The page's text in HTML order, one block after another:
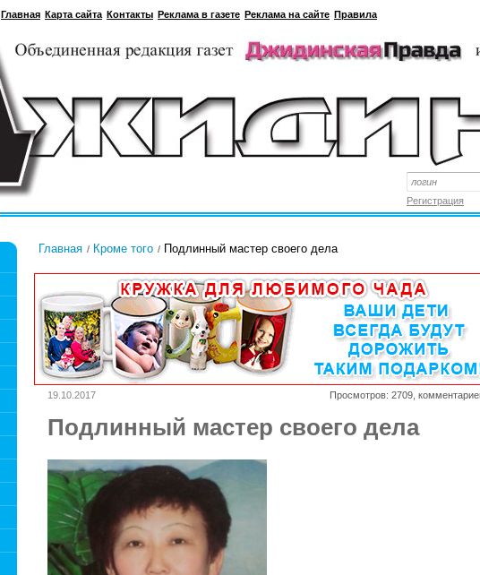
Главная Карта сайта Контакты Реклама в газете Реклама на сайте Правила
Регистрация
Главная Кроме того Подлинный мастер своего дела
19.10.2017 Просмотров: 2709,
Подлинный мастер своего дела